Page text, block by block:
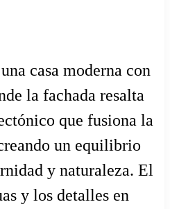
casa moderna con
la fachada resalta
que fusiona la
un equilibrio
y naturaleza. El
y los detalles en